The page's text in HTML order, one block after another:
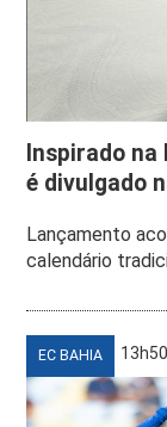
Inspirado
é divulgado
Lançamento
calendário
EC BAHIA